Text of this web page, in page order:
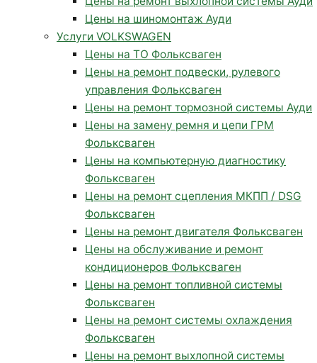
Цены на шиномонтаж Ауди
Услуги VOLKSWAGEN
Цены на ТО Фольксваген
Цены на ремонт подвески, рулевого
управления Фольксваген
Цены на ремонт тормозной системы Ауди
Цены на замену ремня и цепи ГРМ
Фольксваген
Цены на компьютерную диагностику
Фольксваген
Цены на ремонт сцепления МКПП / DSG
Фольксваген
Цены на ремонт двигателя Фольксваген
Цены на обслуживание и ремонт
кондиционеров Фольксваген
Цены на ремонт топливной системы
Фольксваген
Цены на ремонт системы охлаждения
Фольксваген
Цены на ремонт выхлопной системы